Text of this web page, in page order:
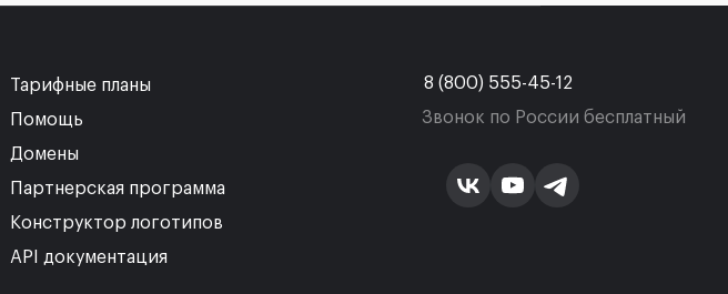
Тарифные планы
Помощь
Домены
Партнерская программа
Конструктор логотипов
API документация
Звонок по России бесплатный
8 (800) 555-45-12